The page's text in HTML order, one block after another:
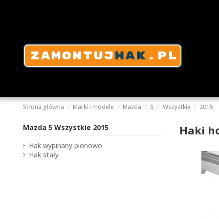
Strona główna Marki i modele Mazda 5 Wszystkie 2015
Haki
Mazda 5 Wszystkie 2015
Hak wypinany pionowo
Hak stały